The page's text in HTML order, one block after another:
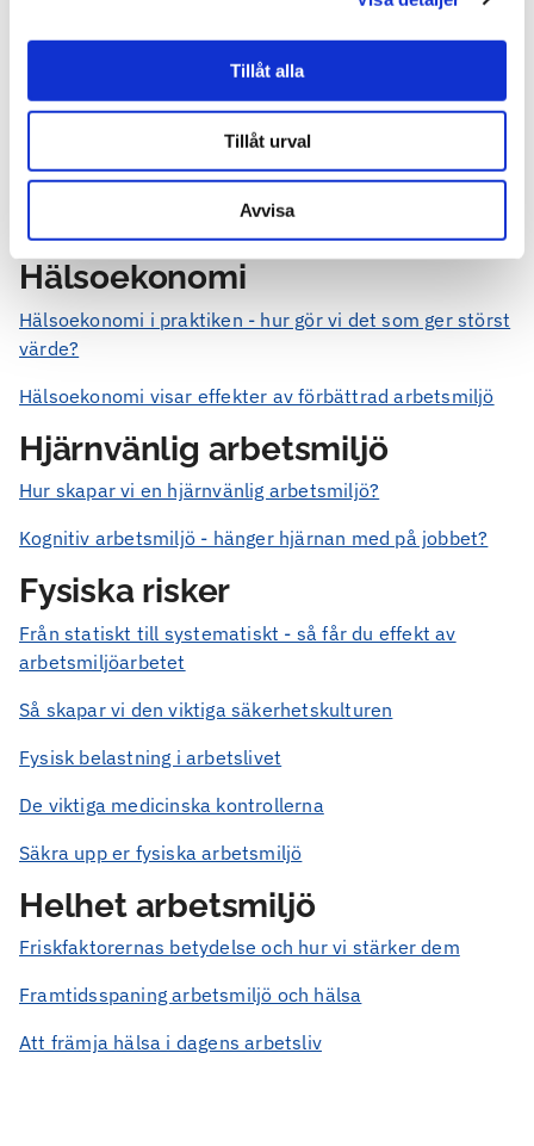
Tillåt alla
Tillåt urval
Avvisa
Så jobbar du effektivt med rehabilitering
Vad döljer sig bakom sjukskrivningarna?
Små förändringar i ungas sjukfrånvaro kan ge stora
vinster
Hur minska sjukfrånvaron?
Hälsoekonomi
Hälsoekonomi i praktiken - hur gör vi det som ger störst
värde?
Hälsoekonomi visar effekter av förbättrad arbetsmiljö
Hjärnvänlig arbetsmiljö
Hur skapar vi en hjärnvänlig arbetsmiljö?
Kognitiv arbetsmiljö - hänger hjärnan med på jobbet?
Fysiska risker
Från statiskt till systematiskt - så får du effekt av
arbetsmiljöarbetet
Så skapar vi den viktiga säkerhetskulturen
Fysisk belastning i arbetslivet
De viktiga medicinska kontrollerna
Säkra upp er fysiska arbetsmiljö
Helhet arbetsmiljö
Friskfaktorernas betydelse och hur vi stärker dem
Framtidsspaning arbetsmiljö och hälsa
Att främja hälsa i dagens arbetsliv